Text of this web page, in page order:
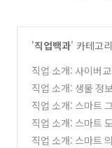
'직업백과' 카테고
직업 소개: 사이버
(0)
직업 소개: 생물 정
(1)
직업 소개: 스마트
아보자 (0)
직업 소개: 스마트
자
(0)
직업 소개: 스마트